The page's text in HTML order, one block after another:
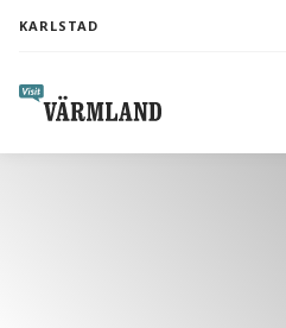
content
KARLSTAD